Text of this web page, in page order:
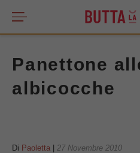
Panettone
albicocche
Di Paoletta 27 Novembre 2010